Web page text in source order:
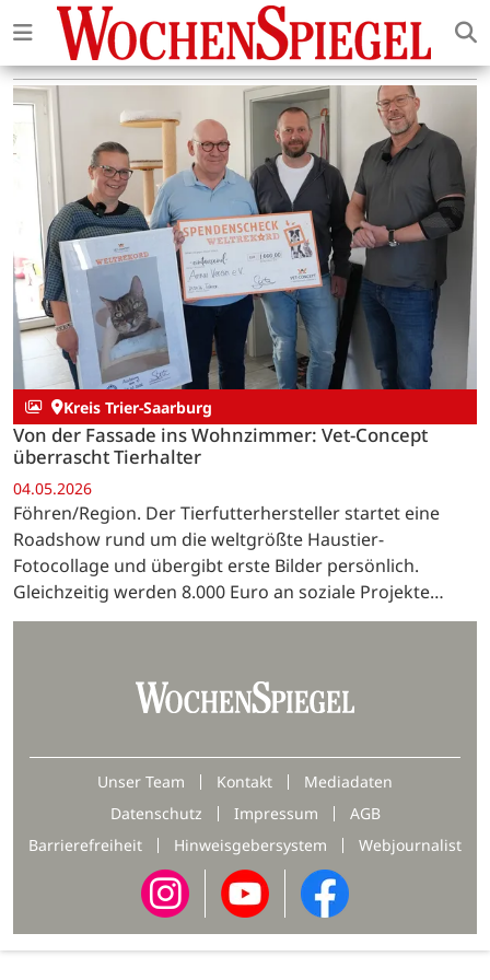
Kreis Trier-Saarburg
Von der Fassade ins Wohnzimmer: Vet-Concept
überrascht Tierhalter
04.05.2026
Föhren/Region. Der Tierfutterhersteller startet eine
Roadshow rund um die weltgrößte Haustier-
Fotocollage und übergibt erste Bilder persönlich.
Gleichzeitig werden 8.000 Euro an soziale Projekte
gespendet.
Unser Team Kontakt
Mediadaten
Datenschutz
Impressum
AGB
Barrierefreiheit
Hinweisgebersystem Webjournalist